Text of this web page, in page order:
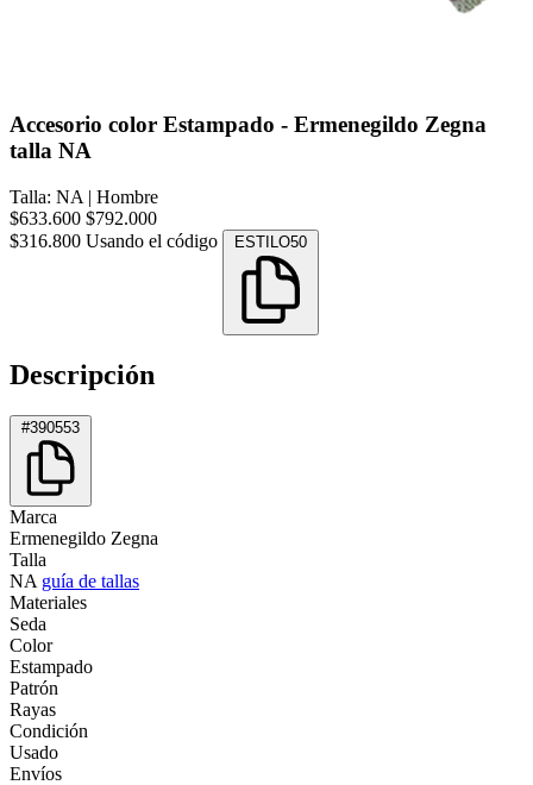
Accesorio color Estampado - Ermenegildo Zegna
talla NA
Talla: NA | Hombre
$633.600 $792.000
$316.800 Usando el código ESTILO50
Descripción
#390553
Marca
Ermenegildo Zegna
Talla
NA guía de tallas
Materiales
Seda
Color
Estampado
Patrón
Rayas
Condición
Usado
Envíos